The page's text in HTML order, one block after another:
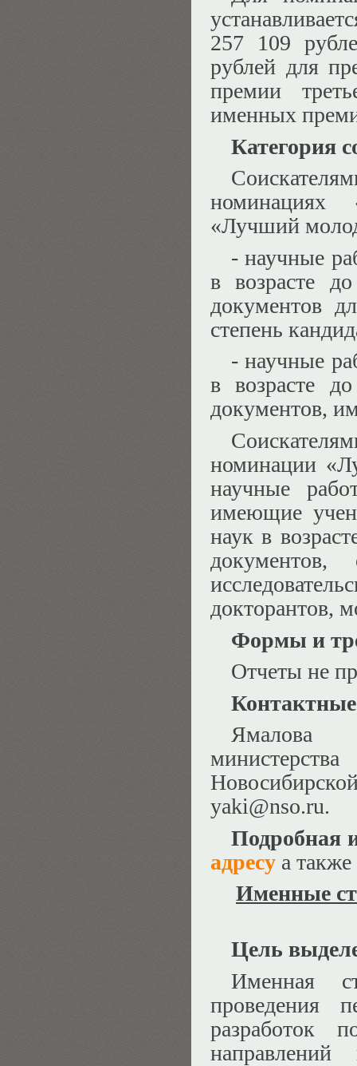
257 109
рублей для
премии
именных
Категория
номинациях
«Лучший
- научные
в возрасте
документов
степень
- научные
в возрасте
документов,
номинации
научные
имеющие
наук в
документов,
докторантов,
Формы и
Отчеты не
Ямалова
yaki@nso.ru.
Подробная
адресу а также
Именные
Цель
Именная
проведения
разработок
направлений